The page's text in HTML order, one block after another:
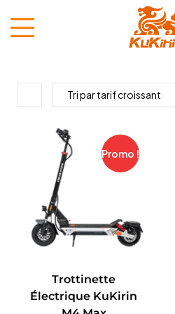
Promo !
Trottinette
Électrique KuKirin